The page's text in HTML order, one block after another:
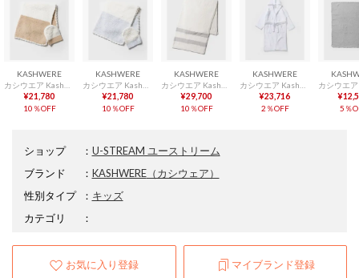
KASHWERE
¥21,780
10％OFF
KASHWERE
¥21,780
10％OFF
KASHWERE
¥29,700
10％OFF
KASHWERE
¥23,716
2％OFF
5％
ショップ ： U-STREAM ユーストリーム
ブランド
： KASHWERE（カシウェア）
性別タイプ
： キッズ
カテゴリ
：
お気に入り登録 マイブランド登録